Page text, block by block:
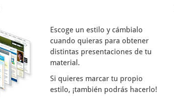
Escoge un estilo y cámbialo
cuando quieras para obtener
distintas presentaciones de tu
material.
Si quieres marcar tu propio
estilo, ¡también podrás hacerlo!